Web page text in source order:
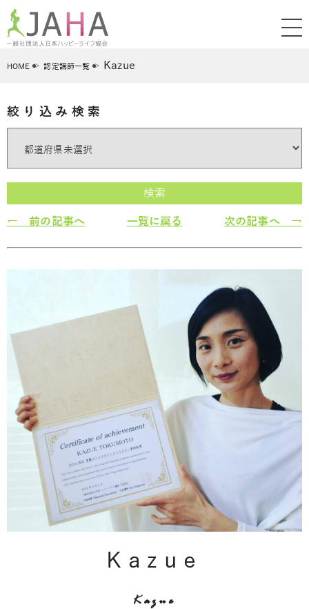
HOME 認定講師一覧 Kazue
絞り込み検索
検索
← 前の記事へ 一覧に戻る 次の記事へ →
Kazue
Kazue